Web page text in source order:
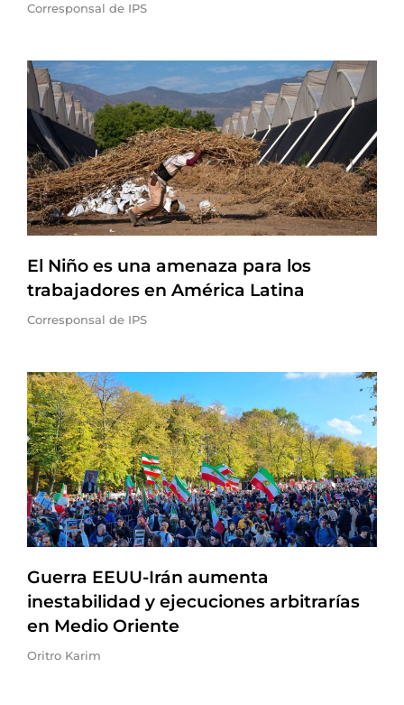
Corresponsal de IPS
El Niño es una amenaza para los
trabajadores en América Latina
Corresponsal de IPS
Guerra EEUU-Irán aumenta
inestabilidad y ejecuciones arbitrarías
en Medio Oriente
Oritro Karim